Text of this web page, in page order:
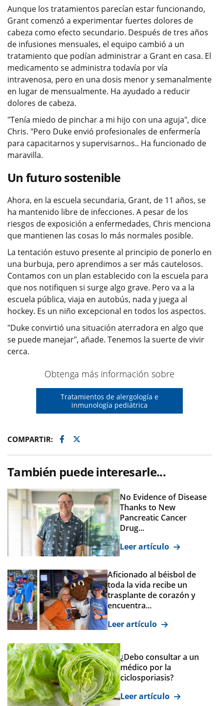
Aunque los tratamientos parecían estar funcionando,
Grant comenzó a experimentar fuertes dolores de
cabeza como efecto secundario. Después de tres años
de infusiones mensuales, el equipo cambió a un
tratamiento que podían administrar a Grant en casa. El
medicamento se administra todavía por vía
intravenosa, pero en una dosis menor y semanalmente
en lugar de mensualmente. Ha ayudado a reducir
dolores de cabeza.
"Tenía miedo de pinchar a mi hijo con una aguja", dice
Chris. "Pero Duke envió profesionales de enfermería
para capacitarnos y supervisarnos.. Ha funcionado de
maravilla.
Un futuro sostenible
Ahora, en la escuela secundaria, Grant, de 11 años, se
ha mantenido libre de infecciones. A pesar de los
riesgos de exposición a enfermedades, Chris menciona
que mantienen las cosas lo más normales posible.
La tentación estuvo presente al principio de ponerlo en
una burbuja, pero aprendimos a ser más cautelosos.
Contamos con un plan establecido con la escuela para
que nos notifiquen si surge algo grave. Pero va a la
escuela pública, viaja en autobús, nada y juega al
hockey. Es un niño excepcional en todos los aspectos.
"Duke convirtió una situación aterradora en algo que
se puede manejar", añade. Tenemos la suerte de vivir
cerca.
Obtenga más información sobre
Tratamientos de alergología e
inmunología pediátrica
COMPARTIR: Facebook
Twitter
También puede interesarle...
No Evidence of Disease
Thanks to New
Pancreatic Cancer
Drug...
Leer artículo
Aficionado al béisbol de
toda la vida recibe un
trasplante de corazón y
encuentra...
Leer artículo
¿Debo consultar a un
médico por la
ciclosporiasis?
Leer artículo